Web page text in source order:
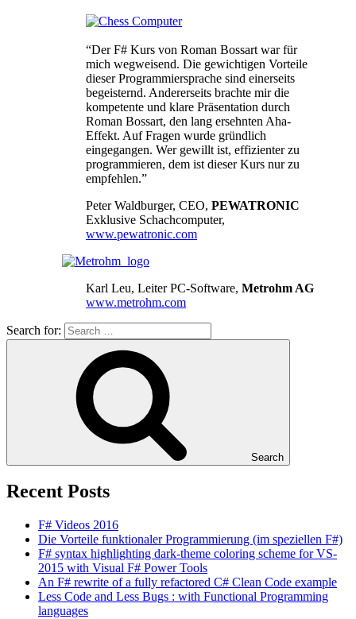
“Der F# Kurs von Roman Bossart war für
mich wegweisend. Die gewichtigen Vorteile
dieser Programmiersprache sind einerseits
begeisternd. Andererseits brachte mir die
kompetente und klare Präsentation durch
Roman Bossart, den lang ersehnten Aha-
Effekt. Auf Fragen wurde gründlich
eingegangen. Wer gewillt ist, effizienter zu
programmieren, dem ist dieser Kurs nur zu
empfehlen.”
Peter Waldburger, CEO, PEWATRONIC
Exklusive Schachcomputer,
www.pewatronic.com
Karl Leu, Leiter PC-Software, Metrohm AG
www.metrohm.com
Search for:
Search
Recent Posts
F# Videos 2016
Die Vorteile funktionaler Programmierung (im speziellen F#)
F# syntax highlighting dark-theme coloring scheme for VS-
2015 with Visual F# Power Tools
An F# rewrite of a fully refactored C# Clean Code example
Less Code and Less Bugs : with Functional Programming
languages